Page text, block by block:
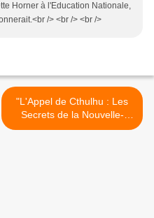
Horner à l'Education Nationale,
/> <br /> <br />
"L'Appel de Cthulhu : Les
Secrets de la Nouvelle-
Orléans" >